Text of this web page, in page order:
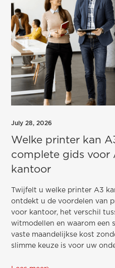
July 28, 2026
Welke printer kan
complete gids voor
kantoor
Twijfelt u welke printer A3
ontdekt u de voordelen van
voor kantoor, het verschil
witmodellen en waarom een
vaste maandelijkse kost
slimme keuze is voor uw